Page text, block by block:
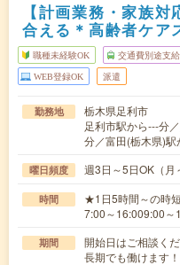
【計画業務・家族
合える＊高齢者ケア
職種未経験OK 交通費別途支給
WEB登録OK 派遣
勤務地
栃木県足利市
足利市駅から---分
分／富田(栃木県)
曜日頻度 週3日～5日OK（
時間
★1日5時間～の時
7:00～16:009:00
期間
開始日はご相談く
長期でも働けます！